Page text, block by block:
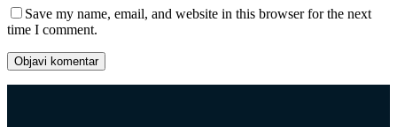
Save my name, email, and website in this browser for the next
time I comment.